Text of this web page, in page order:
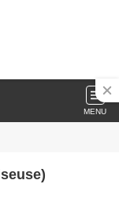
MENU